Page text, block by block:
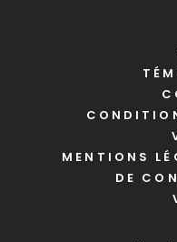
MENTIONS
DE